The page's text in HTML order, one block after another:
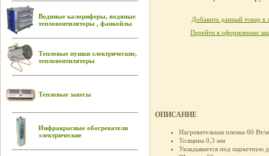
Водяные калориферы, водяные
тепловентиляторы , фанкойлы
Тепловые пушки электрические,
тепловентиляторы
Тепловые завесы
Инфракрасные обогреватели
электрические
Добавить данный товар к
Перейти к оформлению
ОПИСАНИЕ
Нагревательная пленка 60 Вт/м
Толщина 0,3 мм
Укладывается под паркетную